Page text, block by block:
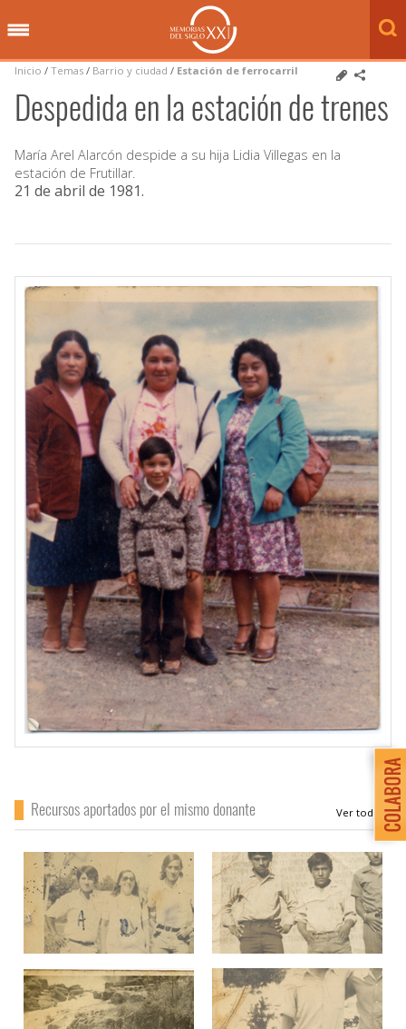
Inicio / Temas / Barrio y ciudad / Estación de ferrocarril
Despedida en la estación de trenes
María Arel Alarcón despide a su hija Lidia Villegas en la
estación de Frutillar.
21 de abril de 1981.
Recursos aportados por el mismo donante